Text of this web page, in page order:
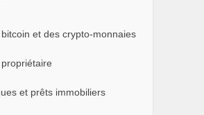
et des crypto-monnaies
et prêts immobiliers